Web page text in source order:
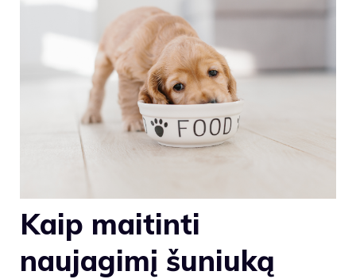
Kaip maitinti
naujagimį šuniuką